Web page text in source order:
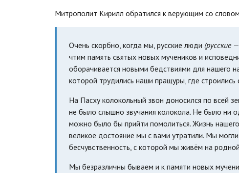
Митрополит Кирилл обратился к верующим со
Очень скорбно, когда мы, русские люди (русские
чтим память святых новых мучеников и
оборачивается новыми бедствиями для нашего
которой трудились наши пращуры, где
На Пасху колокольный звон доносился по всей
не было слышно звучания колокола. Не было ни
можно было бы прийти помолиться. Жизнь
великое достояние мы с вами утратили. Мы
бесчувственность, с которой мы живём на
Мы безразличны бываем и к памяти новых